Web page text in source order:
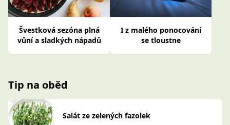
Švestková sezóna plná
vůní a sladkých nápadů
I z malého ponocování
se tloustne
Tip na oběd
Salát ze zelených fazolek